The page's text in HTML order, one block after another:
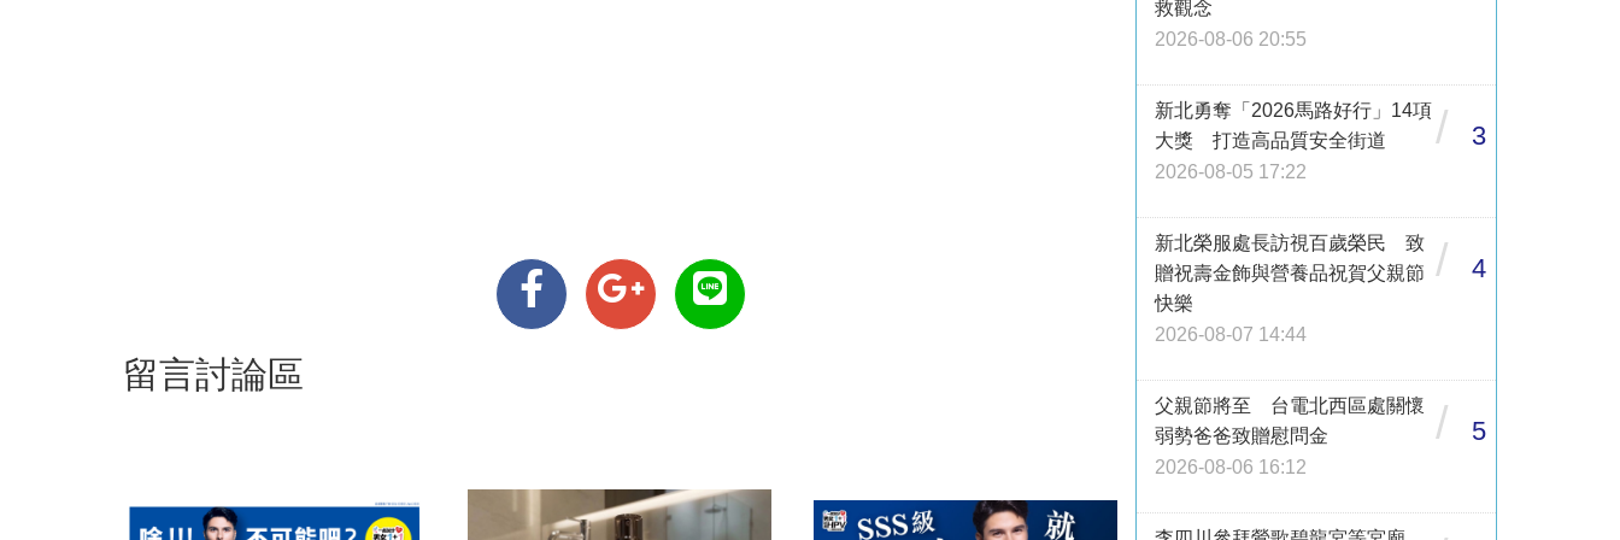
留言討論區
救觀念
2026-08-06 20:55
新北勇奪「2026馬路好行」14項
大獎 打造高品質安全街道
2026-08-05 17:22
/ 3
新北榮服處長訪視百歲榮民 致
贈祝壽金飾與營養品祝賀父親節
快樂
2026-08-07 14:44
/ 4
父親節將至 台電北西區處關懷
弱勢爸爸致贈慰問金
2026-08-06 16:12
/ 5